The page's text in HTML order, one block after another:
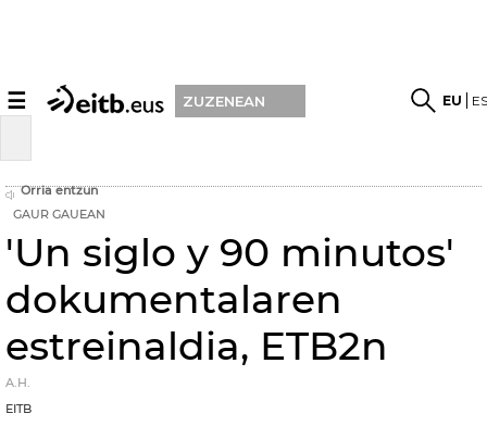
☰ ZUZENEAN EU
Orria entzun
GAUR GAUEAN
'Un siglo y 90 minutos'
dokumentalaren
estreinaldia, ETB2n
A.H.
EITB